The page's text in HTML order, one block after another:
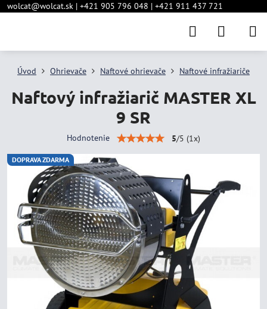
wolcat@wolcat.sk | +421 905 796 048 | +421 911 437 721
DOPRAVA ZDARMA
Úvod Ohrievače Naftové ohrievače Naftové infražiariče
Naftový infražiarič MASTER XL
9 SR
Hodnotenie 5/5 (1x)